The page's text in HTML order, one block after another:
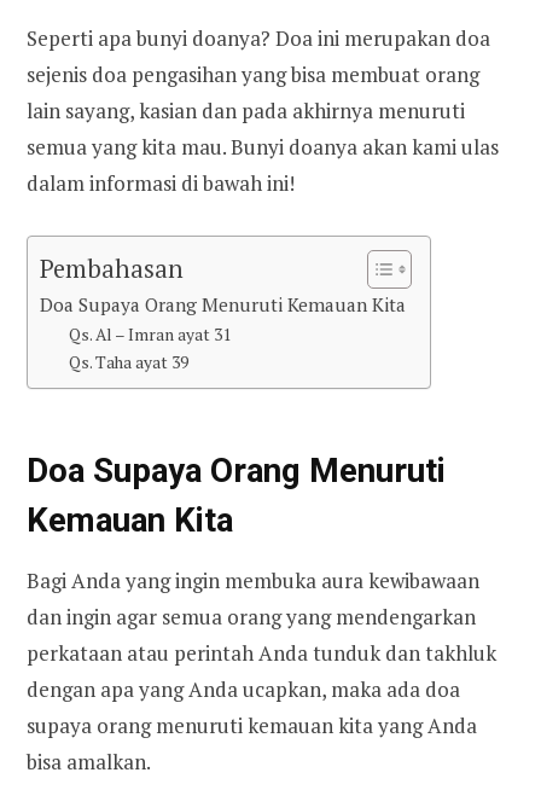
Seperti apa bunyi doanya? Doa ini merupakan doa
sejenis doa pengasihan yang bisa membuat orang
lain sayang, kasian dan pada akhirnya menuruti
semua yang kita mau. Bunyi doanya akan kami ulas
dalam informasi di bawah ini!
Pembahasan
Doa Supaya Orang Menuruti Kemauan Kita
Qs. Al – Imran ayat 31
Qs. Taha ayat 39
Doa Supaya Orang Menuruti
Kemauan Kita
Bagi Anda yang ingin membuka aura kewibawaan
dan ingin agar semua orang yang mendengarkan
perkataan atau perintah Anda tunduk dan takhluk
dengan apa yang Anda ucapkan, maka ada doa
supaya orang menuruti kemauan kita yang Anda
bisa amalkan.